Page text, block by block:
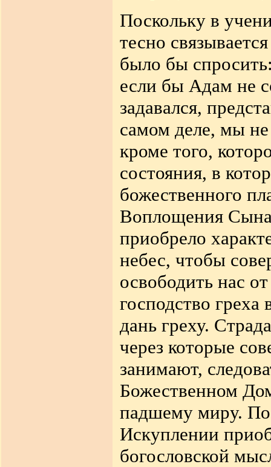
Поскольку в
тесно
было бы
если бы Адам не
задавался,
самом деле, мы не
кроме того,
состояния, в
божественного
Воплощения
приобрело
небес, чтобы
освободить нас
господство
дань греху.
через которые
занимают,
Божественном
падшему миру.
Искуплении
богословской